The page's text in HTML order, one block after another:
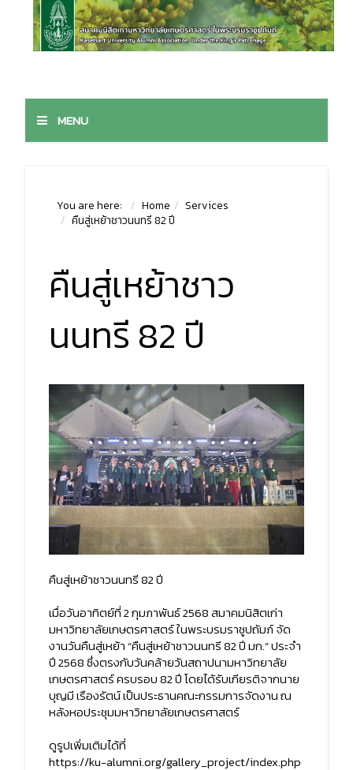
MENU
You are here: Home
Services
คืนสู่เหย้าชาวนนทรี 82 ปี
คืนสู่เหย้าชาว
นนทรี 82 ปี
คืนสู่เหย้าชาวนนทรี 82 ปี
เมื่อวันอาทิตย์ที่ 2 กุมภาพันธ์ 2568 สมาคมนิสิตเก่า
มหาวิทยาลัยเกษตรศาสตร์ ในพระบรมราชูปถัมภ์ จัด
งานวันคืนสู่เหย้า “คืนสู่เหย้าชาวนนทรี 82 ปี มก.” ประจำ
ปี 2568 ซึ่งตรงกับวันคล้ายวันสถาปนามหาวิทยาลัย
เกษตรศาสตร์ ครบรอบ 82 ปี โดยได้รับเกียรติจากนาย
บุญมี เรืองรัตน์ เป็นประธานคณะกรรมการจัดงาน ณ
หลังหอประชุมมหาวิทยาลัยเกษตรศาสตร์
ดูรูปเพิ่มเติมได้ที่
https://ku-alumni.org/gallery_project/index.php